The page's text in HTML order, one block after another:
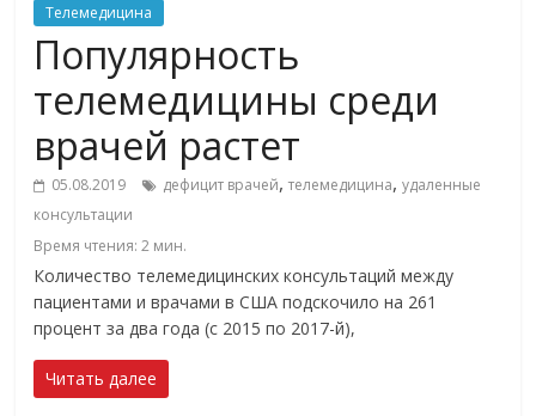
Телемедицина
Популярность
телемедицины среди
врачей растет
05.08.2019 дефицит врачей,телемедицина,удаленные
консультации
Время чтения:2 мин.
Количество телемедицинских консультаций между
пациентами и врачами в США подскочило на 261
процент за два года (с 2015 по 2017-й),
Читать далее